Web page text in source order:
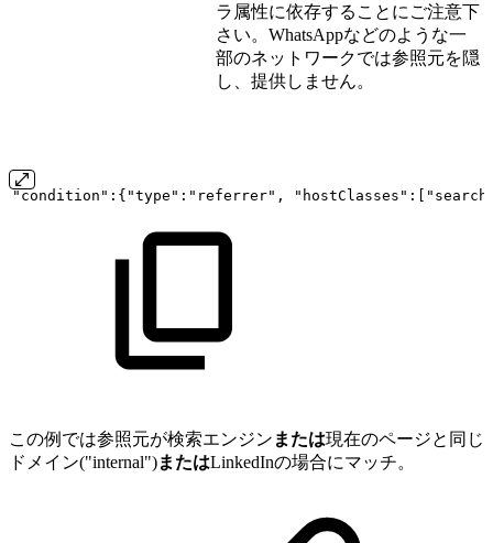
ラ属性に依存することにご注意下
さい。WhatsAppなどのような一
部のネットワークでは参照元を隠
し、提供しません。
"condition":{"type":"referrer",
この例では参照元が検索エンジン または現在のページと同じ
ドメイン("internal")またはLinkedInの場合にマッチ。